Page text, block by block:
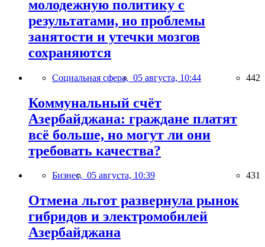
молодежную политику с
результатами, но проблемы
занятости и утечки мозгов
сохраняются
Социальная сфера, 05 августа, 10:44 442
Коммунальный счёт
Азербайджана: граждане платят
всё больше, но могут ли они
требовать качества?
Бизнес, 05 августа, 10:39 431
Отмена льгот развернула рынок
гибридов и электромобилей
Азербайджана